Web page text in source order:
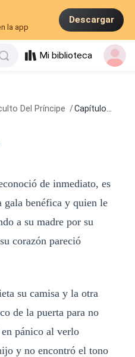
la app
Descargar
Mi biblioteca
Del Príncipe /Capítulo 7: Tensión
de inmediato, es
gala benéfica y quien le
a su madre por su
corazón pareció
su camisa y la otra
de la puerta para no
pánico al verlo
y no encontró el tono